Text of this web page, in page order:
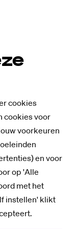
cookies
cookies voor
voorkeuren
en voor
op 'Alle
met het
instellen' klikt